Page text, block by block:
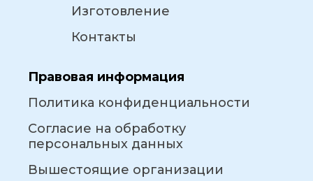
Изготовление
Контакты
Правовая информация
Политика конфиденциальности
Согласие на обработку
персональных данных
Вышестоящие организации